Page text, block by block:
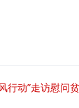
行动”走访慰问